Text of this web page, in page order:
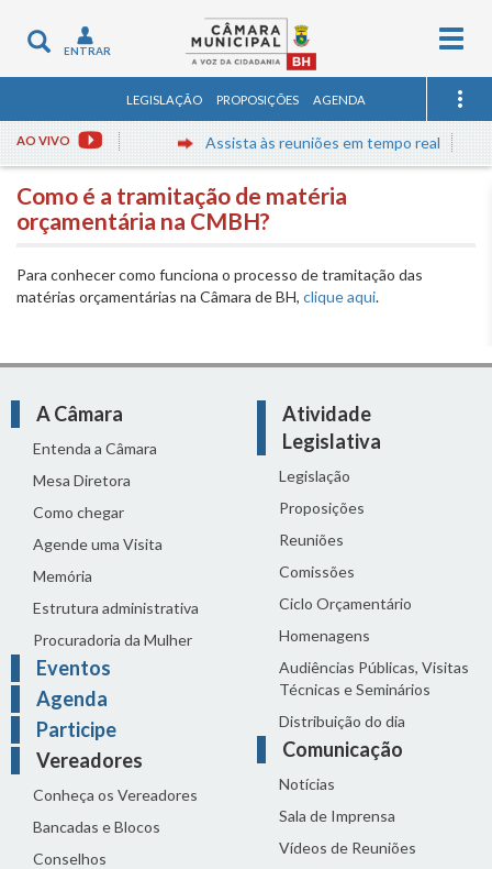
Toggle
navigation
ENTRAR
LEGISLAÇÃO PROPOSIÇÕES AGENDA
AO VIVO Assista às reuniões em tempo real
Como é a tramitação de matéria
orçamentária na CMBH?
Para conhecer como funciona o processo de tramitação das
matérias orçamentárias na Câmara de BH, clique aqui.
A Câmara
Entenda a Câmara
Mesa Diretora
Como chegar
Agende uma Visita
Memória
Estrutura administrativa
Procuradoria da Mulher
Eventos
Agenda
Participe
Vereadores
Conheça os Vereadores
Bancadas e Blocos
Conselhos
Atividade
Legislativa
Legislação
Proposições
Reuniões
Comissões
Ciclo Orçamentário
Homenagens
Audiências Públicas, Visitas
Técnicas e Seminários
Distribuição do dia
Comunicação
Notícias
Sala de Imprensa
Vídeos de Reuniões